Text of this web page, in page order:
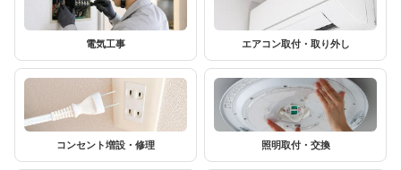
電気工事 エアコン取付・取り外し
コンセント増設・修理 照明取付・交換